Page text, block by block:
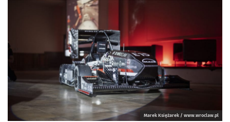
Marek Księżarek / www.wroclaw.pl